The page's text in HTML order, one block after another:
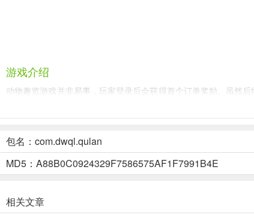
游戏介绍
动物趣览游戏并非易事，玩家登录后会获得首个订单奖励。虽然
1、丰富任务系统：游戏中有多样有趣的饲养任务等待玩家完成，
2、社交互动：玩家可以拜访好友庄园，进行动物产品交易，增加
3、红包提现：
包名：com.dwql.qulan
MD5：A88B0C0924329F7586575AF1F7991B4E
相关文章